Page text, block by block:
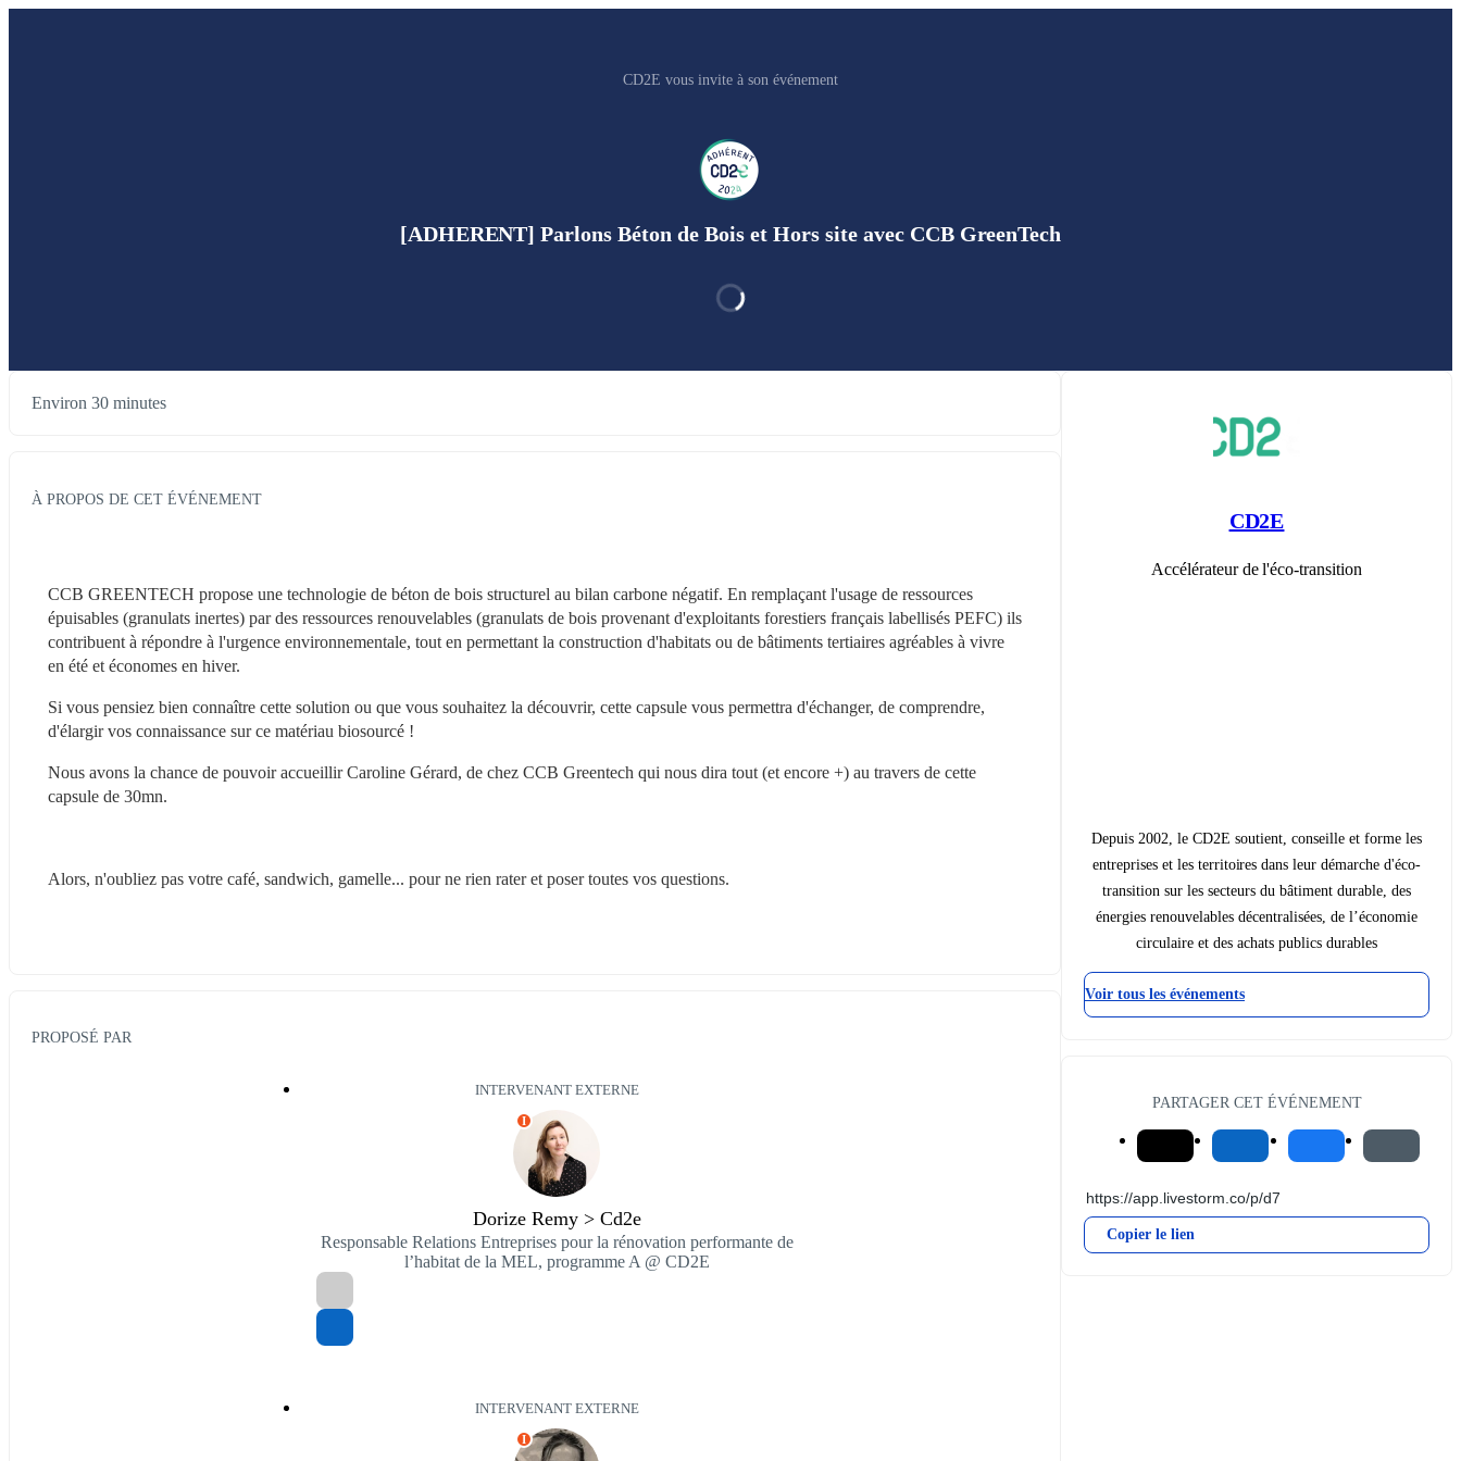
CD2E vous invite à son événement
[ADHERENT] Parlons Béton de Bois et Hors site avec CCB GreenTech
Environ 30 minutes
À PROPOS DE CET ÉVÉNEMENT
CCB GREENTECH propose une technologie de béton de bois structurel au bilan carbone négatif. En remplaçant l'usage de ressources
épuisables (granulats inertes) par des ressources renouvelables (granulats de bois provenant d'exploitants forestiers français labellisés PEFC) ils
contribuent à répondre à l'urgence environnementale, tout en permettant la construction d'habitats ou de bâtiments tertiaires agréables à vivre
en été et économes en hiver.
Si vous pensiez bien connaître cette solution ou que vous souhaitez la découvrir, cette capsule vous permettra d'échanger, de comprendre,
d'élargir vos connaissance sur ce matériau biosourcé !
Nous avons la chance de pouvoir accueillir Caroline Gérard, de chez CCB Greentech qui nous dira tout (et encore +) au travers de cette
capsule de 30mn.
Alors, n'oubliez pas votre café, sandwich, gamelle... pour ne rien rater et poser toutes vos questions.
PROPOSÉ PAR
INTERVENANT EXTERNE
I
Dorize Remy > Cd2e
Responsable Relations Entreprises pour la rénovation performante de
l’habitat de la MEL, programme A @ CD2E
INTERVENANT EXTERNE
I
CD2E
Accélérateur de l'éco-transition
Depuis 2002, le CD2E soutient, conseille et forme les
entreprises et les territoires dans leur démarche d'éco-
transition sur les secteurs du bâtiment durable, des
énergies renouvelables décentralisées, de l’économie
circulaire et des achats publics durables
Voir tous les événements
PARTAGER CET ÉVÉNEMENT
Copier le lien